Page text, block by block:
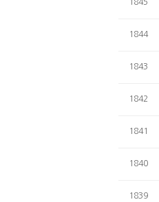
1845
1844
1843
1842
1841
1840
1839